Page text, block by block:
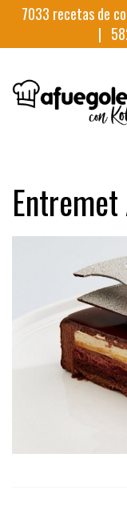
7033 recetas de
|